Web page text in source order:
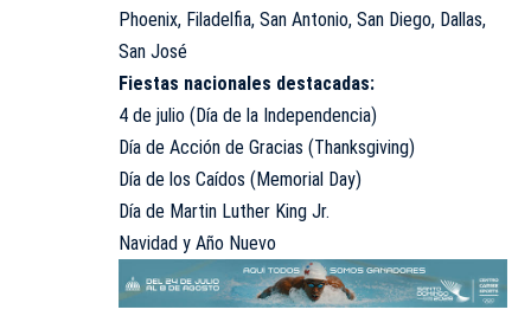
Phoenix, Filadelfia, San Antonio, San Diego, Dallas,
San José
Fiestas nacionales destacadas:
4 de julio (Día de la Independencia)
Día de Acción de Gracias (Thanksgiving)
Día de los Caídos (Memorial Day)
Día de Martin Luther King Jr.
Navidad y Año Nuevo